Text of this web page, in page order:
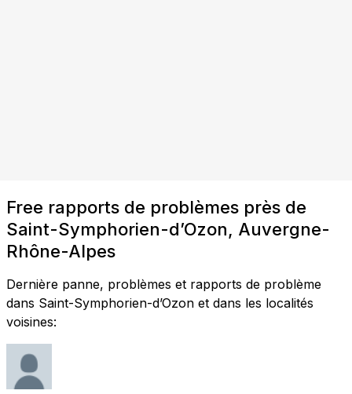
Free rapports de problèmes près de
Saint-Symphorien-d’Ozon, Auvergne-
Rhône-Alpes
Dernière panne, problèmes et rapports de problème
dans Saint-Symphorien-d’Ozon et dans les localités
voisines: